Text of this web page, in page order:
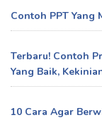
Contoh PPT Yang
Terbaru! Contoh
Yang Baik,
10 Cara Agar